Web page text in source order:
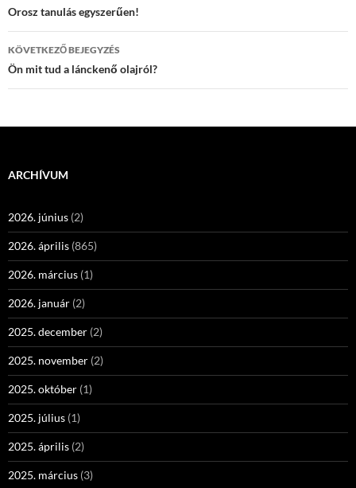
navigáció
Orosz tanulás egyszerűen!
KÖVETKEZŐ BEJEGYZÉS
Ön mit tud a lánckenő olajról?
ARCHÍVUM
2026. június (2)
2026. április (865)
2026. március (1)
2026. január (2)
2025. december (2)
2025. november (2)
2025. október (1)
2025. július (1)
2025. április (2)
2025. március (3)